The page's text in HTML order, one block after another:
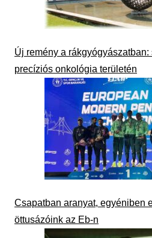
Új remény a
precíziós onkológia területén
Csapatban aranyat, egyéniben
öttusázóink az Eb-n